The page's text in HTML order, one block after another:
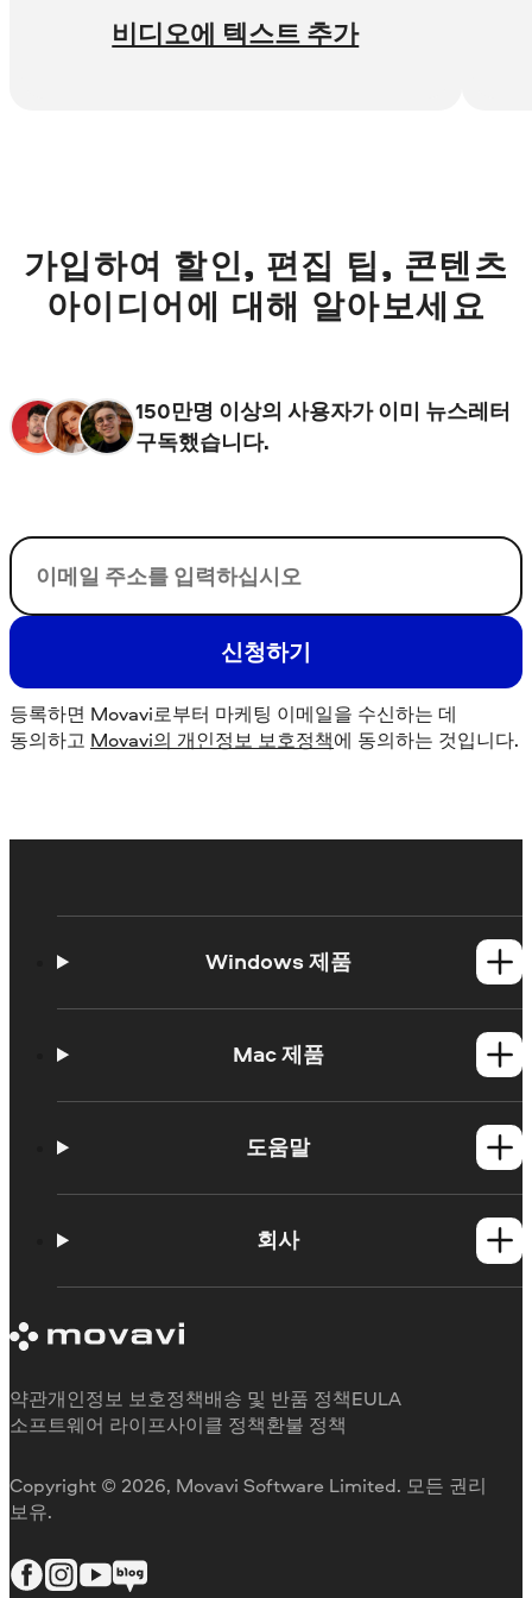
비디오에 텍스트 추가
가입하여 할인, 편집 팁, 콘텐츠
아이디어에 대해 알아보세요
150만명 이상의 사용자가 이미 뉴스레터
구독했습니다.
이메일
신청하기
등록하면 Movavi로부터 마케팅 이메일을 수신하는 데
동의하고 Movavi의 개인정보 보호정책에 동의하는 것입니다.
Windows 제품
Video Editor
Mac 제품
Video Converter
도움말
학습 포털
회사
Fastreel연락처
Copyright © 2026, Movavi Software Limited. 모든 권리
보유.
약관개인정보 보호정책배송 및 반품 정책EULA
소프트웨어 라이프사이클 정책환불 정책